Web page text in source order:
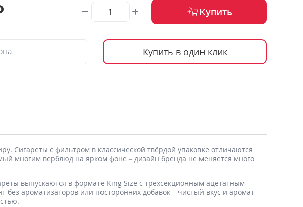
Купить
Купить в один клик
Сигареты с фильтром в классической твёрдой упаковке отличаются
многим верблюд на ярком фоне – дизайн бренда не меняется много
выпускаются в формате King Size с трехсекционным ацетатным
ароматизаторов или посторонних добавок – чистый вкус и аромат